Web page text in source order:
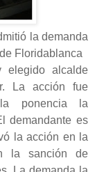
la demanda
Floridablanca
elegido alcalde
La acción fue
ponencia la
demandante es
la acción en la
la sanción de